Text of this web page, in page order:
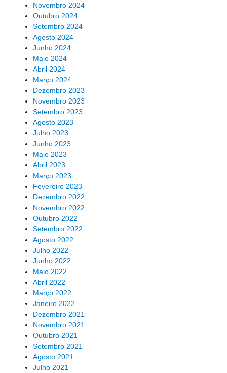
Novembro 2024
Outubro 2024
Setembro 2024
Agosto 2024
Junho 2024
Maio 2024
Abril 2024
Março 2024
Dezembro 2023
Novembro 2023
Setembro 2023
Agosto 2023
Julho 2023
Junho 2023
Maio 2023
Abril 2023
Março 2023
Fevereiro 2023
Dezembro 2022
Novembro 2022
Outubro 2022
Setembro 2022
Agosto 2022
Julho 2022
Junho 2022
Maio 2022
Abril 2022
Março 2022
Janeiro 2022
Dezembro 2021
Novembro 2021
Outubro 2021
Setembro 2021
Agosto 2021
Julho 2021